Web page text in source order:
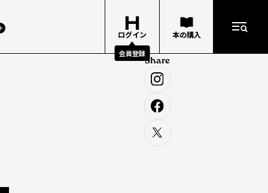
ログイン
会員登録
本の購入
Share